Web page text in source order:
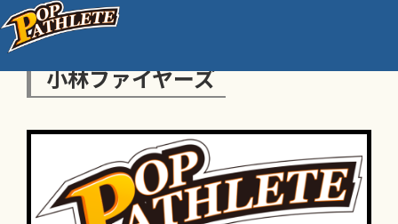
小林ファイヤーズ